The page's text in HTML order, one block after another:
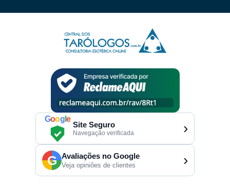
Google
Site Seguro
Navegação verificada ›
G Avaliações no Google
Veja opiniões de clientes ›